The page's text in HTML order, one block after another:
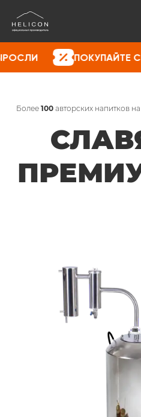
ПОКУПАЙТЕ СЕЙЧАС,
Более 100авторских напитков на